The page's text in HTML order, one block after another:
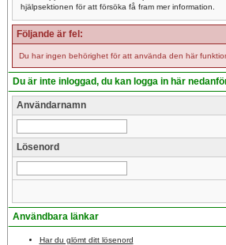
hjälpsektionen för att försöka få fram mer information.
Följande är fel:
Du har ingen behörighet för att använda den här
Du är inte inloggad, du kan logga in här
Användarnamn
Lösenord
Användbara länkar
Har du glömt ditt lösenord